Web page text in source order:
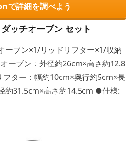
で詳細を調べよう
ッチオーブン セット
ーブン×1/リッドリフター×1/収納
ーブン：外径約26cm×高さ約12.8
：幅約10cm×奥行約5cm×長
約31.5cm×高さ約14.5cm ●仕様: